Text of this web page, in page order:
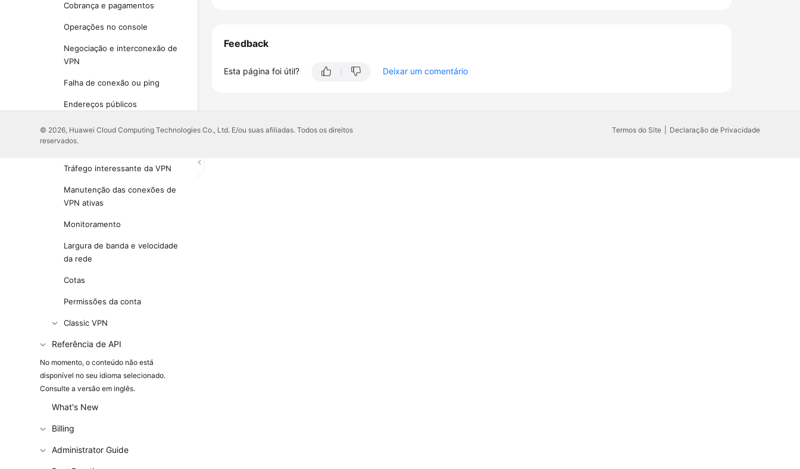
Cobrança e pagamentos
Operações no console
Negociação e interconexão de
VPN
Falha de conexão ou ping
Endereços públicos
Configurações da rota
Tráfego interessante da VPN
Manutenção das conexões de
VPN ativas
Monitoramento
Largura de banda e velocidade
da rede
Cotas
Permissões da conta
Classic VPN
Referência de API
No momento, o conteúdo não está
disponível no seu idioma selecionado.
Consulte a versão em inglês.
What's New
Billing
Administrator Guide
Feedback
Esta página foi útil? Deixar um comentário
© 2026, Huawei Cloud Computing Technologies Co., Ltd. E/ou suas afiliadas. Todos os direitos
reservados.
Termos do Site Declaração de Privacidade